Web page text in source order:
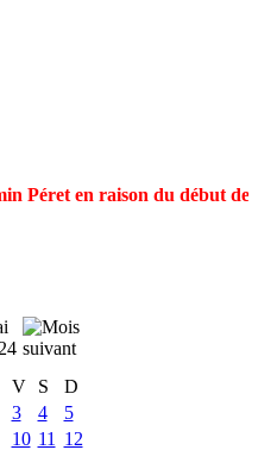
Péret en raison du début
V S
D
3 4
5
10 11
12